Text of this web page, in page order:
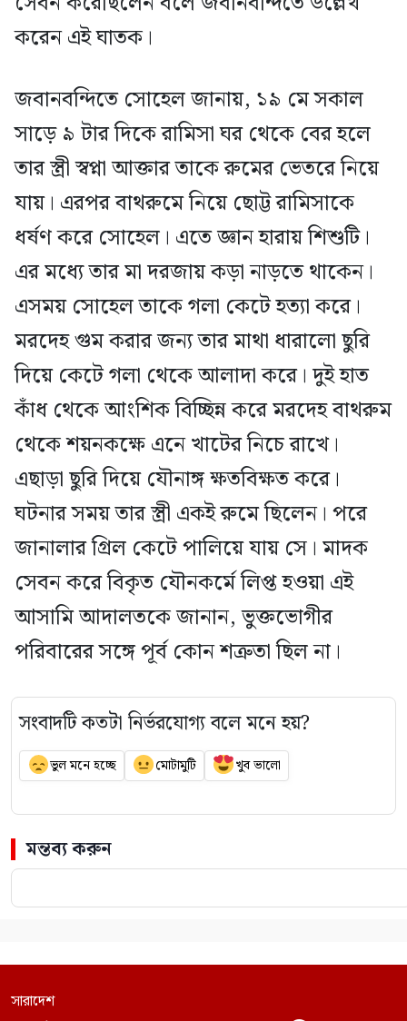
করেন এই ঘাতক।
জবানবন্দিতে সোহেল জানায়, ১৯ মে সকাল
সাড়ে ৯ টার দিকে রামিসা ঘর থেকে বের হলে
তার স্ত্রী স্বপ্না আক্তার তাকে রুমের ভেতরে নিয়ে
যায়। এরপর বাথরুমে নিয়ে ছোট্ট রামিসাকে
ধর্ষণ করে সোহেল। এতে জ্ঞান হারায় শিশুটি।
এর মধ্যে তার মা দরজায় কড়া নাড়তে থাকেন।
এসময় সোহেল তাকে গলা কেটে হত্যা করে।
মরদেহ গুম করার জন্য তার মাথা ধারালো ছুরি
দিয়ে কেটে গলা থেকে আলাদা করে। দুই হাত
কাঁধ থেকে আংশিক বিচ্ছিন্ন করে মরদেহ বাথরুম
থেকে শয়নকক্ষে এনে খাটের নিচে রাখে।
এছাড়া ছুরি দিয়ে যৌনাঙ্গ ক্ষতবিক্ষত করে।
ঘটনার সময় তার স্ত্রী একই রুমে ছিলেন। পরে
জানালার গ্রিল কেটে পালিয়ে যায় সে। মাদক
সেবন করে বিকৃত যৌনকর্মে লিপ্ত হওয়া এই
আসামি আদালতকে জানান, ভুক্তভোগীর
পরিবারের সঙ্গে পূর্ব কোন শত্রুতা ছিল না।
সংবাদটি কতটা নির্ভরযোগ্য বলে মনে হয়?
ভুল মনে হচ্ছে মোটামুটি খুব ভালো
মন্তব্য করুন
সারাদেশ